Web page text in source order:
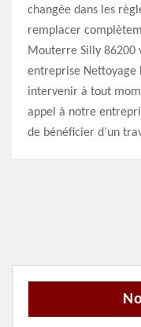
changée dans les
remplacer
Mouterre Silly 86200
entreprise Nettoyage
intervenir à tout
appel à notre
de bénéficier d’un